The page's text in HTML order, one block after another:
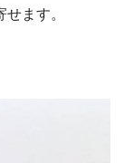
ます。